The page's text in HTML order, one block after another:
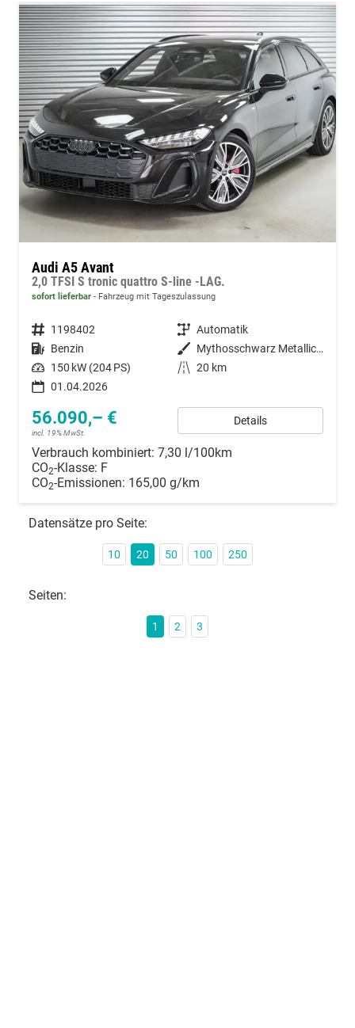
Audi A5 Avant
2,0 TFSI S tronic quattro S-line -LAG.
sofort lieferbar Fahrzeug mit Tageszulassung
Fahrzeugnummer 1198402 Getriebe Automatik
Kraftstoff Benzin Außenfarbe
Mythosschwarz Metallic (0E)
Leistung 150 kW (204 PS) Kilometerstand 20 km
01.04.2026
56.090,– €
incl. 19% MwSt.
Details
Verbrauch kombiniert: 7,30 l/100km
CO2-Klasse: F
CO2-Emissionen: 165,00 g/km
Datensätze pro Seite:
10 20 50 100 250
Seiten:
1 2 3